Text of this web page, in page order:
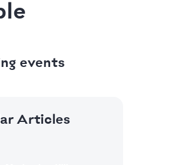
events
Articles